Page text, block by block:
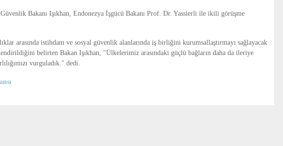
Güvenlik Bakanı Işıkhan, Endonezya İşgücü Bakanı Prof. Dr. Yassierli ile ikili görüşme
arasında istihdam ve sosyal güvenlik alanlarında iş birliğini kurumsallaştırmayı sağlayacak
belirten Bakan Işıkhan, "Ülkelerimiz arasındaki güçlü bağların daha da ileriye
vurguladık." dedi.